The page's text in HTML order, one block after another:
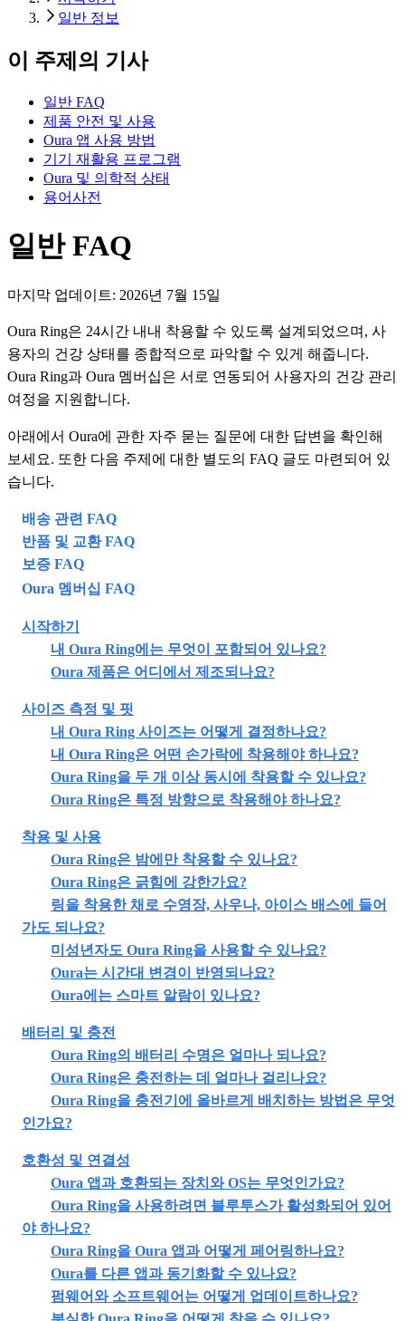
일반 정보
이 주제의 기사
일반 FAQ
제품 안전 및 사용
Oura 앱 사용 방법
기기 재활용 프로그램
Oura 및 의학적 상태
용어사전
일반 FAQ
마지막 업데이트: 2026년 7월 15일
Oura Ring은 24시간 내내 착용할 수 있도록 설계되었으며, 사
용자의 건강 상태를 종합적으로 파악할 수 있게 해줍니다.
Oura Ring과 Oura 멤버십은 서로 연동되어 사용자의 건강 관리
여정을 지원합니다.
아래에서 Oura에 관한 자주 묻는 질문에 대한 답변을 확인해
보세요. 또한 다음 주제에 대한 별도의 FAQ 글도 마련되어 있
습니다.
배송 관련 FAQ
반품 및 교환 FAQ
보증 FAQ
Oura 멤버십 FAQ
시작하기
내 Oura Ring에는 무엇이 포함되어 있나요?
Oura 제품은 어디에서 제조되나요?
사이즈 측정 및 핏
내 Oura Ring 사이즈는 어떻게 결정하나요?
내 Oura Ring은 어떤 손가락에 착용해야 하나요?
Oura Ring을 두 개 이상 동시에 착용할 수 있나요?
Oura Ring은 특정 방향으로 착용해야 하나요?
착용 및 사용
Oura Ring은 밤에만 착용할 수 있나요?
Oura Ring은 긁힘에 강한가요?
링을 착용한 채로 수영장, 사우나, 아이스 배스에 들어
가도 되나요?
미성년자도 Oura Ring을 사용할 수 있나요?
Oura는 시간대 변경이 반영되나요?
Oura에는 스마트 알람이 있나요?
배터리 및 충전
Oura Ring의 배터리 수명은 얼마나 되나요?
Oura Ring은 충전하는 데 얼마나 걸리나요?
Oura Ring을 충전기에 올바르게 배치하는 방법은 무엇
인가요?
호환성 및 연결성
Oura 앱과 호환되는 장치와 OS는 무엇인가요?
Oura Ring을 사용하려면 블루투스가 활성화되어 있어
야 하나요?
Oura Ring을 Oura 앱과 어떻게 페어링하나요?
Oura를 다른 앱과 동기화할 수 있나요?
펌웨어와 소프트웨어는 어떻게 업데이트하나요?